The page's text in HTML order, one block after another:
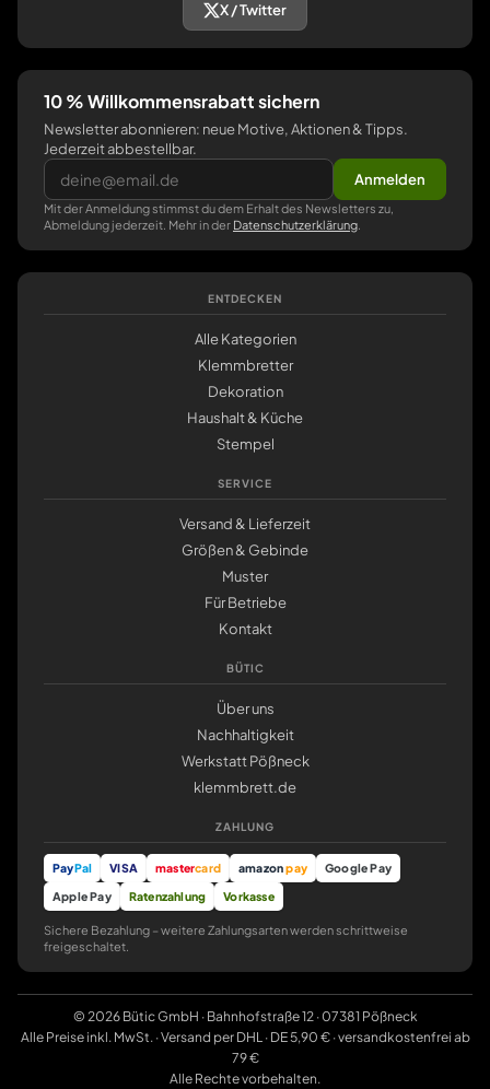
X / Twitter
10 % Willkommensrabatt sichern
Newsletter abonnieren: neue Motive, Aktionen & Tipps.
Jederzeit abbestellbar.
Anmelden
Mit der Anmeldung stimmst du dem Erhalt des Newsletters zu,
Abmeldung jederzeit. Mehr in der Datenschutzerklärung
ENTDECKEN
Alle Kategorien
Klemmbretter
Dekoration
Haushalt & Küche
Stempel
SERVICE
Versand & Lieferzeit
Größen & Gebinde
Muster
Für Betriebe
Kontakt
BÜTIC
Über uns
Nachhaltigkeit
Werkstatt Pößneck
klemmbrett.de
ZAHLUNG
PayPal VISA mastercard amazonpay
Google Pay
Apple Pay
Ratenzahlung Vorkasse
Sichere Bezahlung – weitere Zahlungsarten werden schrittweise
freigeschaltet.
© 2026 Bütic GmbH · Bahnhofstraße 12 · 07381 Pößneck
Alle Preise inkl. MwSt. · Versand per DHL · DE 5,90 € · versandkostenfrei ab
79 €
Alle Rechte vorbehalten.